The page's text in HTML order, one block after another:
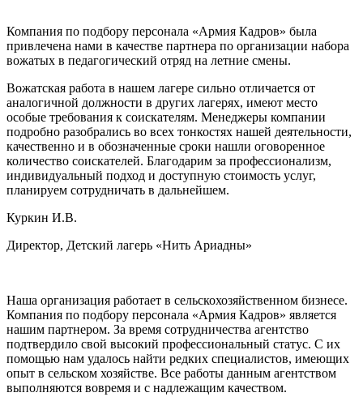
Компания по подбору персонала «Армия Кадров» была
привлечена нами в качестве партнера по организации набора
вожатых в педагогический отряд на летние смены.
Вожатская работа в нашем лагере сильно отличается от
аналогичной должности в других лагерях, имеют место
особые требования к соискателям. Менеджеры компании
подробно разобрались во всех тонкостях нашей деятельности,
качественно и в обозначенные сроки нашли оговоренное
количество соискателей. Благодарим за профессионализм,
индивидуальный подход и доступную стоимость услуг,
планируем сотрудничать в дальнейшем.
Куркин И.В.
Директор, Детский лагерь «Нить Ариадны»
Наша организация работает в сельскохозяйственном бизнесе.
Компания по подбору персонала «Армия Кадров» является
нашим партнером. За время сотрудничества агентство
подтвердило свой высокий профессиональный статус. С их
помощью нам удалось найти редких специалистов, имеющих
опыт в сельском хозяйстве. Все работы данным агентством
выполняются вовремя и с надлежащим качеством.